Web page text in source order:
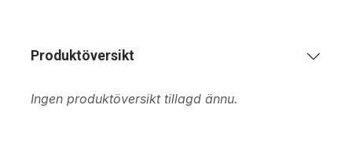
Produktöversikt
Ingen produktöversikt tillagd ännu.